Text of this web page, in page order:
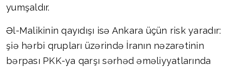
yumşaldır.
Əl-Malikinin qayıdışı isə Ankara üçün risk yaradır:
şiə hərbi qrupları üzərində İranın nəzarətinin
bərpası PKK-ya qarşı sərhəd əməliyyatlarında